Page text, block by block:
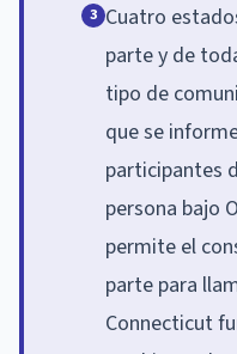
3 Cuatro
parte y de
tipo de
que se
participantes
persona bajo
permite el
parte para
Connecticut